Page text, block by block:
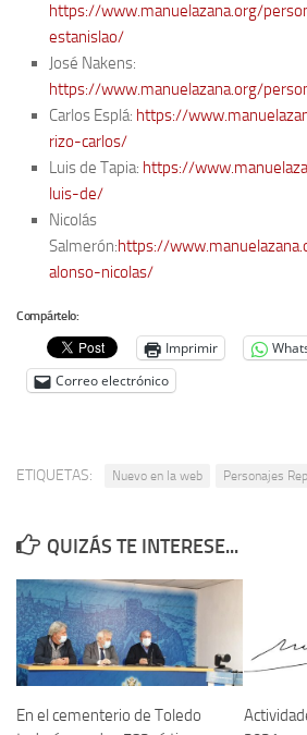
https://www.manuelazana.org/
estanislao/
José Nakens:
https://www.manuelazana.org/
Carlos Esplá: https://
rizo-carlos/
Luis de Tapia: https://
luis-de/
Nicolás
Salmerón:https://
alonso-nicolas/
Compártelo:
Imprimir
Correo electrónico
ETIQUETAS: Nuevo en la web Personajes
QUIZÁS TE INTERESE...
En el cementerio de Toledo